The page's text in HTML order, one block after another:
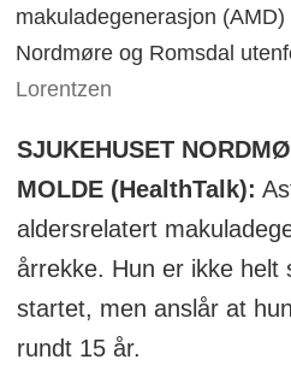
makuladegenerasjon
Nordmøre og Romsdal
Lorentzen
SJUKEHUSET
MOLDE (HealthTalk):
aldersrelatert
årrekke. Hun er ikke helt
startet, men anslår at
rundt 15 år.